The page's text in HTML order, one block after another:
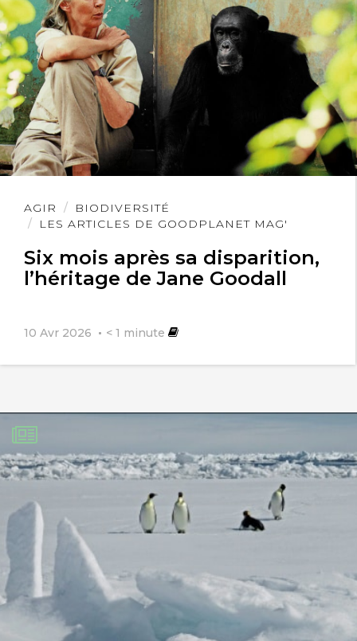
AGIR
BIODIVERSITÉ
LES ARTICLES DE GOODPLANET MAG'
Six mois après sa disparition,
l’héritage de Jane Goodall
10 Avr 2026 < 1 minute
Lire
l'article